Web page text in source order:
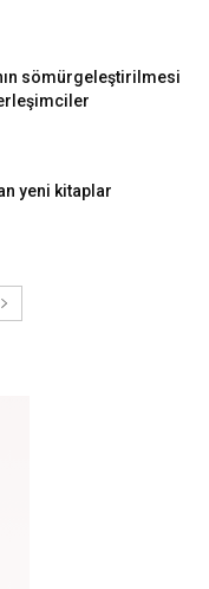
sömürgeleştirilmesi
yeni kitaplar